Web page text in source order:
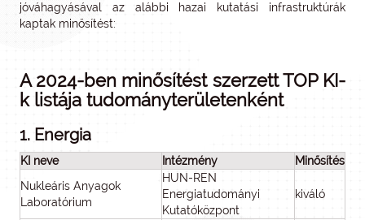
jóváhagyásával az alábbi hazai kutatási infrastruktúrák
kaptak minősítést:
A 2024-ben minősítést szerzett TOP KI-
k listája tudományterületenként
1. Energia
KI neve Intézmény
Minősítés
Nukleáris Anyagok
Laboratórium
HUN-REN
Energiatudományi
Kutatóközpont
kiváló